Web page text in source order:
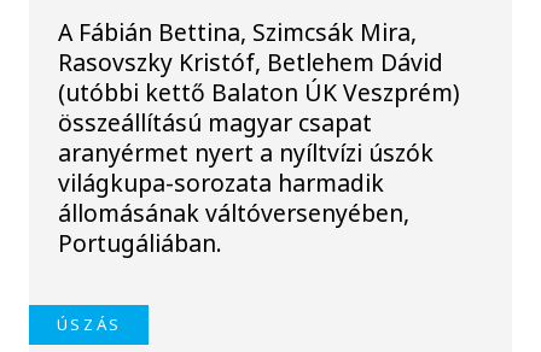
A Fábián Bettina, Szimcsák Mira,
Rasovszky Kristóf, Betlehem Dávid
(utóbbi kettő Balaton ÚK Veszprém)
összeállítású magyar csapat
aranyérmet nyert a nyíltvízi úszók
világkupa-sorozata harmadik
állomásának váltóversenyében,
Portugáliában.
ÚSZÁS